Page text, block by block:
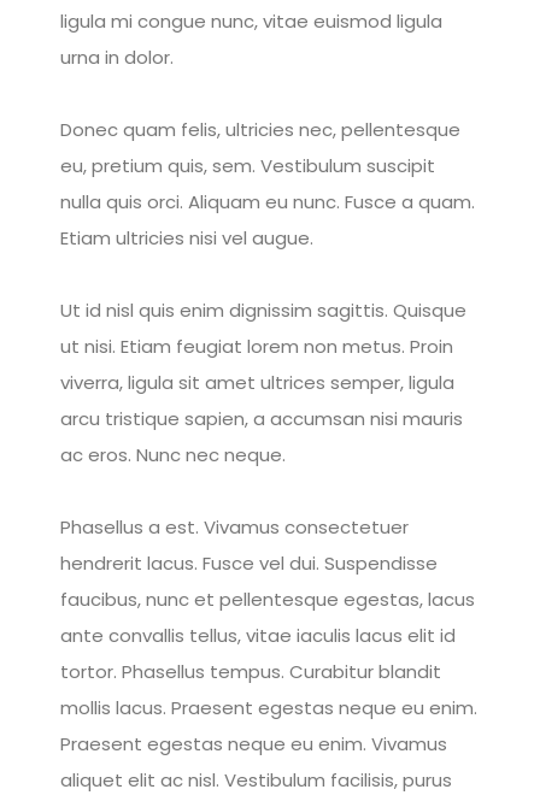
ligula mi congue nunc, vitae euismod ligula
urna in dolor.
Donec quam felis, ultricies nec, pellentesque
eu, pretium quis, sem. Vestibulum suscipit
nulla quis orci. Aliquam eu nunc. Fusce a quam.
Etiam ultricies nisi vel augue.
Ut id nisl quis enim dignissim sagittis. Quisque
ut nisi. Etiam feugiat lorem non metus. Proin
viverra, ligula sit amet ultrices semper, ligula
arcu tristique sapien, a accumsan nisi mauris
ac eros. Nunc nec neque.
Phasellus a est. Vivamus consectetuer
hendrerit lacus. Fusce vel dui. Suspendisse
faucibus, nunc et pellentesque egestas, lacus
ante convallis tellus, vitae iaculis lacus elit id
tortor. Phasellus tempus. Curabitur blandit
mollis lacus. Praesent egestas neque eu enim.
Praesent egestas neque eu enim. Vivamus
aliquet elit ac nisl. Vestibulum facilisis, purus